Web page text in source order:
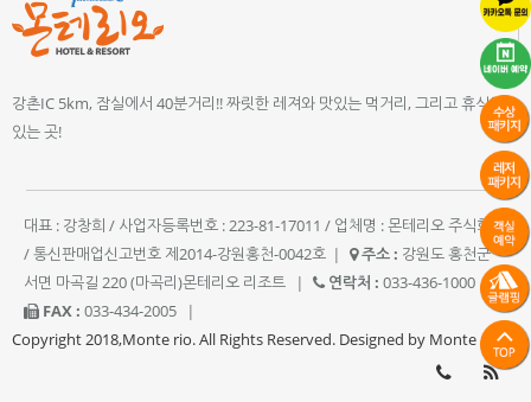
강촌IC 5km, 잠실에서 40분거리!! 짜릿한 레져와 맛있는 먹거리, 그리고 휴식이
있는 곳!
대표 : 강창희 / 사업자등록번호 : 223-81-17011 / 업체명 : 몬테리오 주식회사
/ 통신판매업신고번호 제2014-강원홍천-0042호 | 주소 : 강원도 홍천군
서면 마곡길 220 (마곡리)몬테리오 리조트
| 연락처 : 033-436-1000
|
FAX : 033-434-2005
|
Copyright 2018,Monte rio. All Rights Reserved. Designed by Monte rio.